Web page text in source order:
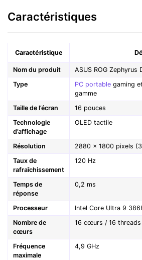
Caractéristiques
Caractéristique
Nom du produit
ASUS ROG Zephyrus
Type
PC portable gaming
gamme
Taille de l’écran
16 pouces
Technologie
d’affichage
OLED tactile
Résolution
2880 x 1800 pixels
Taux de
rafraîchissement
120 Hz
Temps de
réponse
0,2 ms
Processeur
Intel Core Ultra 9
Nombre de
cœurs
16 cœurs / 16 threads
Fréquence
maximale
4,9 GHz